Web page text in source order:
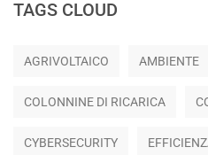
TAGS CLOUD
AGRIVOLTAICO AMBIENTE
COLONNINE DI RICARICA
CYBERSECURITY